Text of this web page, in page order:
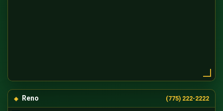
Reno (775) 222-2222